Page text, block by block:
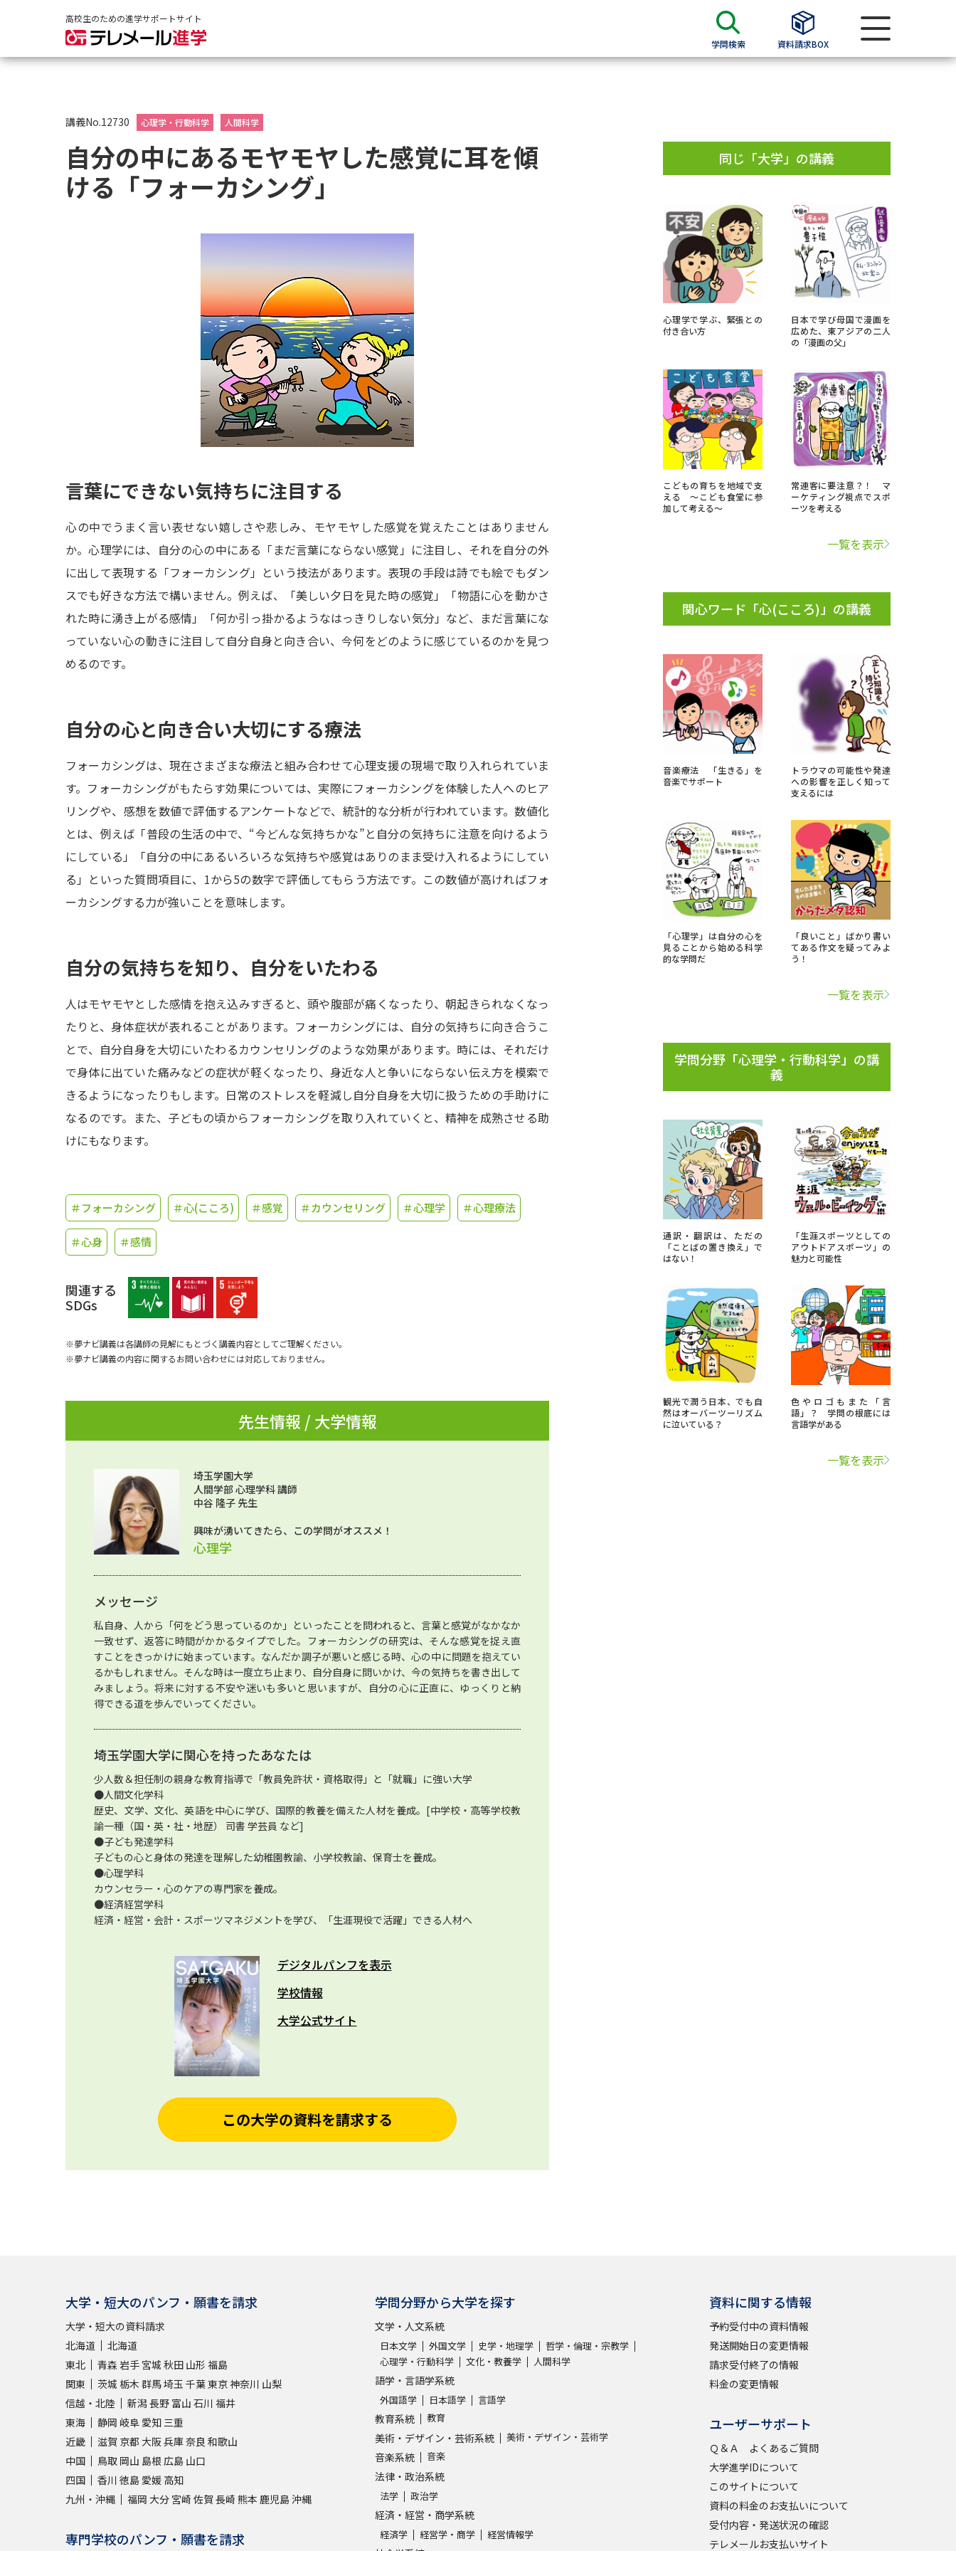
高校生のための進学サポートサイト
学問検索 資料請求BOX
大学・短大の資料種類から請求
大学パンフ
学部・学科パンフ
過去問題集
留学・進学関連、塾・予備校
高等学校卒業程度認定試験
小学校教員資格認定試験
大学検索
大学で学べる内容や特徴を調べる
新増設大学・学部・学科特集
データサイエンス特集
進路の３択
新学年スタート号特集ページ（高3生用）
新学年スタート号特集ページ（高2生用）
SELFBRAND特集ページ
実施プログラムから探す
受験準備 資料検索
志望校・出願校を調べる
先輩が入学を決めた理由
新生活お役立ちガイド
学問発見
大学で学びたい学問発見
学問のミニ講義「夢ナビ講義」 夢ナビライブ
このサイトについて
資料の料金のお支払いについて 受付内容・発送状況の確認 テレメール
お支払いサイト
お問合せ先 テレメール進学カタログ
訂正のご案内
講義No.12730 心理学・行動科学 人間科学
自分の中にあるモヤモヤした感覚に耳を傾
ける「フォーカシング」
言葉にできない気持ちに注目する
心の中でうまく言い表せない嬉しさや悲しみ、モヤモヤした感覚を覚えたことはありません
か。心理学には、自分の心の中にある「まだ言葉にならない感覚」に注目し、それを自分の外
に出して表現する「フォーカシング」という技法があります。表現の手段は詩でも絵でもダン
スでも好きな方法で構いません。例えば、「美しい夕日を見た時の感覚」「物語に心を動かさ
れた時に湧き上がる感情」「何か引っ掛かるようなはっきりしない気分」など、まだ言葉にな
っていない心の動きに注目して自分自身と向き合い、今何をどのように感じているのかを見つ
めるのです。
自分の心と向き合い大切にする療法
フォーカシングは、現在さまざまな療法と組み合わせて心理支援の現場で取り入れられていま
す。フォーカシングがもたらす効果については、実際にフォーカシングを体験した人へのヒア
リングや、感想を数値で評価するアンケートなどで、統計的な分析が行われています。数値化
とは、例えば「普段の生活の中で、“今どんな気持ちかな”と自分の気持ちに注意を向けるよう
にしている」「自分の中にあるいろいろな気持ちや感覚はありのまま受け入れるようにしてい
る」といった質問項目に、1から5の数字で評価してもらう方法です。この数値が高ければフォ
ーカシングする力が強いことを意味します。
自分の気持ちを知り、自分をいたわる
人はモヤモヤとした感情を抱え込みすぎると、頭や腹部が痛くなったり、朝起きられなくなっ
たりと、身体症状が表れることがあります。フォーカシングには、自分の気持ちに向き合うこ
とで、自分自身を大切にいたわるカウンセリングのような効果があります。時には、それだけ
で身体に出ていた痛みなどの症状が軽くなったり、身近な人と争いにならない伝え方を模索で
きるようになったりもします。日常のストレスを軽減し自分自身を大切に扱うための手助けに
なるのです。また、子どもの頃からフォーカシングを取り入れていくと、精神を成熟させる助
けにもなります。
＃フォーカシング ＃心(こころ) ＃感覚 ＃カウンセリング ＃心理学 ＃心理療法
＃心身 ＃感情
関連する
SDGs
※夢ナビ講義は各講師の見解にもとづく講義内容としてご理解ください。
※夢ナビ講義の内容に関するお問い合わせには対応しておりません。
先生情報 / 大学情報
埼玉学園大学
人間学部 心理学科 講師
中谷 隆子 先生
興味が湧いてきたら、この学問がオススメ！
心理学
メッセージ
私自身、人から「何をどう思っているのか」といったことを問われると、言葉と感覚がなかなか
一致せず、返答に時間がかかるタイプでした。フォーカシングの研究は、そんな感覚を捉え直
すことをきっかけに始まっています。なんだか調子が悪いと感じる時、心の中に問題を抱えてい
るかもしれません。そんな時は一度立ち止まり、自分自身に問いかけ、今の気持ちを書き出して
みましょう。将来に対する不安や迷いも多いと思いますが、自分の心に正直に、ゆっくりと納
得できる道を歩んでいってください。
埼玉学園大学に関心を持ったあなたは
少人数＆担任制の親身な教育指導で「教員免許状・資格取得」と「就職」に強い大学
●人間文化学科
歴史、文学、文化、英語を中心に学び、国際的教養を備えた人材を養成。[中学校・高等学校教
諭一種（国・英・社・地歴） 司書 学芸員 など]
●子ども発達学科
子どもの心と身体の発達を理解した幼稚園教諭、小学校教諭、保育士を養成。
●心理学科
カウンセラー・心のケアの専門家を養成。
●経済経営学科
経済・経営・会計・スポーツマネジメントを学び、「生涯現役で活躍」できる人材へ
デジタルパンフを表示
学校情報
大学公式サイト
この大学の資料を請求する
同じ「大学」の講義
心理学で学ぶ、緊張との
付き合い方
日本で学び母国で漫画を
広めた、東アジアの二人
の「漫画の父」
こどもの育ちを地域で支
える ～こども食堂に参
加して考える～
常連客に要注意？！ マ
ーケティング視点でスポ
ーツを考える
一覧を表示
関心ワード「心(こころ)」の講義
音楽療法 「生きる」を
音楽でサポート
トラウマの可能性や発達
への影響を正しく知って
支えるには
「心理学」は自分の心を
見ることから始める科学
的な学問だ
「良いこと」ばかり書い
てある作文を疑ってみよ
う！
一覧を表示
学問分野「心理学・行動科学」の講
義
通訳・翻訳は、ただの
「ことばの置き換え」で
はない！
「生涯スポーツとしての
アウトドアスポーツ」の
魅力と可能性
観光で潤う日本、でも自
然はオーバーツーリズム
に泣いている？
色やロゴもまた「言
語」？ 学問の根底には
言語学がある
一覧を表示
大学・短大のパンフ・願書を請求
大学・短大の資料請求
北海道
北海道
東北
青森 岩手 宮城 秋田 山形 福島
関東
茨城 栃木 群馬埼玉 千葉東京神奈川 山梨
信越・北陸
新潟長野 富山 石川 福井
東海
静岡 岐阜 愛知 三重
近畿
滋賀 京都 大阪兵庫奈良 和歌山
中国
鳥取 岡山 島根 広島 山口
四国
香川 徳島 愛媛 高知
九州・沖縄
福岡 大分 宮崎 佐賀 長崎 熊本 鹿児島沖縄
専門学校のパンフ・願書を請求
学問分野から大学を探す
文学・人文系統
日本文学 外国文学 史学・地理学
哲学・倫理・宗教学
心理学・行動科学
文化・教養学 人間科学
語学・言語学系統
外国語学 日本語学 言語学
教育系統 教育
美術・デザイン・芸術系統 美術・デザイン・芸術学
音楽系統 音楽
法律・政治系統
法学 政治学
経済・経営・商学系統
経済学 経営学・商学 経営情報学
資料に関する情報
予約受付中の資料情報
発送開始日の変更情報
請求受付終了の情報
料金の変更情報
ユーザーサポート
Ｑ＆Ａ よくあるご質問
大学進学IDについて
このサイトについて
資料の料金のお支払いについて
受付内容・発送状況の確認
テレメールお支払いサイト